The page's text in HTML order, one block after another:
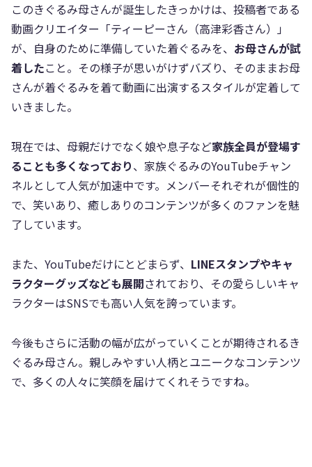
このきぐるみ母さんが誕生したきっかけは、投稿者である
動画クリエイター「ティーピーさん（高津彩香さん）」
が、自身のために準備していた着ぐるみを、 お母さんが試
着したこと。その様子が思いがけずバズり、そのままお母
さんが着ぐるみを着て動画に出演するスタイルが定着して
いきました。
現在では、母親だけでなく娘や息子など家族全員が登場す
ることも多くなっており、家族ぐるみのYouTubeチャン
ネルとして人気が加速中です。メンバーそれぞれが個性的
で、笑いあり、癒しありのコンテンツが多くのファンを魅
了しています。
また、YouTubeだけにとどまらず、 LINEスタンプやキャ
ラクターグッズなども展開されており、その愛らしいキャ
ラクターはSNSでも高い人気を誇っています。
今後もさらに活動の幅が広がっていくことが期待されるき
ぐるみ母さん。親しみやすい人柄とユニークなコンテンツ
で、多くの人々に笑顔を届けてくれそうですね。